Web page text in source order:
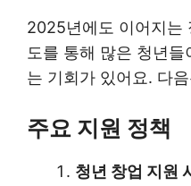
2025년에도 이어지는
도를 통해 많은 청년
는 기회가 있어요. 다
주요 지원 정책
청년 창업 지원